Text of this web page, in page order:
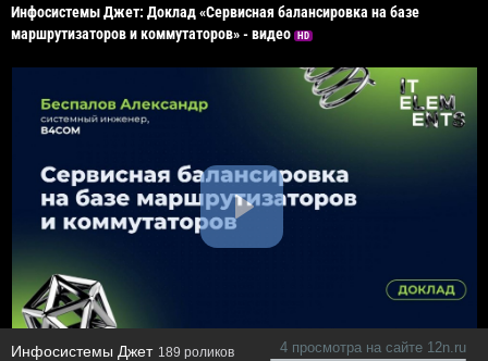
Инфосистемы Джет: Доклад «Сервисная балансировка на базе
маршрутизаторов и коммутаторов» - видео
HD
Инфосистемы Джет 189 роликов 4 просмотра на сайте 12n.ru